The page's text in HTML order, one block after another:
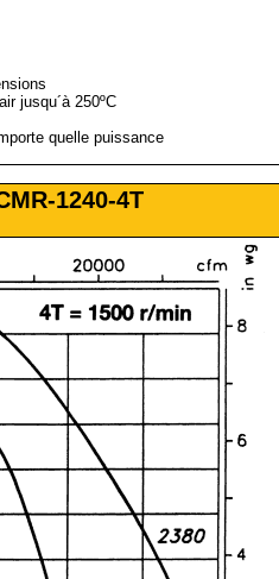
jusqu´à 250ºC
quelle puissance
1240-4T